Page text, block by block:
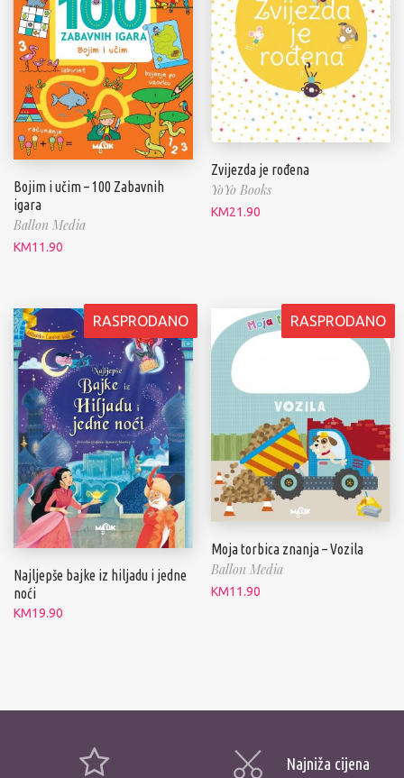
Bojim i učim – 100 Zabavnih
igara
Ballon Media
KM11.90
Zvijezda je rođena
YoYo Books
KM21.90
RASPRODANO
Najljepše bajke iz hiljadu i jedne
noći
KM19.90
RASPRODANO
Moja torbica znanja – Vozila
Ballon Media
KM11.90
Najniža cijena